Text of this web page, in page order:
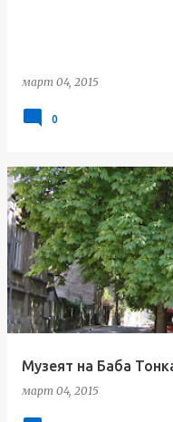
март 04, 2015
0
Музеят на Баба
март 04, 2015